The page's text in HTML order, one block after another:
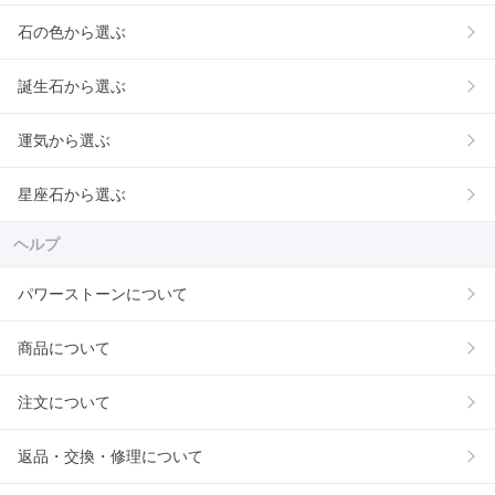
石の色から選ぶ
誕生石から選ぶ
運気から選ぶ
星座石から選ぶ
ヘルプ
パワーストーンについて
商品について
注文について
返品・交換・修理について